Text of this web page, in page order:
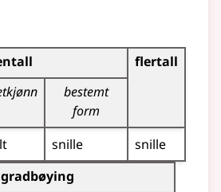
adjektivet
flertall
bestemt
form
snille
snille
dette adjektivet (gradbøying)
gradbøying